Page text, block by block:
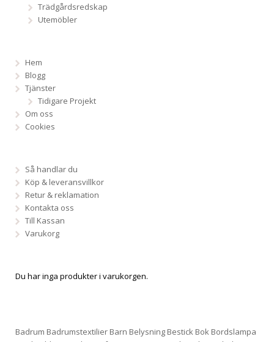
Trädgårdsredskap
Utemöbler
Hem
Blogg
Tjänster
Tidigare Projekt
Om oss
Cookies
Så handlar du
Köp & leveransvillkor
Retur & reklamation
Kontakta oss
Till Kassan
Varukorg
Du har inga produkter i varukorgen.
Badrum Badrumstextilier Barn Belysning Bestick Bok Bordslampa